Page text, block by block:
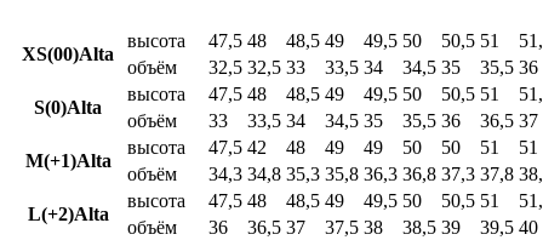
XS(00)Alta
высота 47,5 48 48,5 49 49,5 50 50,5 51
объём
32,5 32,5 33 33,5 34 34,5 35 35,5 36
S(0)Alta
высота 47,5 48 48,5 49 49,5 50 50,5 51
объём
33 33,5 34 34,5 35 35,5 36 36,5 37
M(+1)Alta
высота 47,5 42 48 49 49 50 50 51
51
объём
34,3 34,8 35,3 35,8 36,3 36,8 37,3 37,8
L(+2)Alta
высота 47,5 48 48,5 49 49,5 50 50,5 51
объём
36 36,5 37 37,5 38 38,5 39 39,5 40